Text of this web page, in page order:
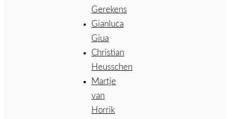
Gerekens
Gianluca
Giua
Christian
Heusschen
Martje
van
Horrik